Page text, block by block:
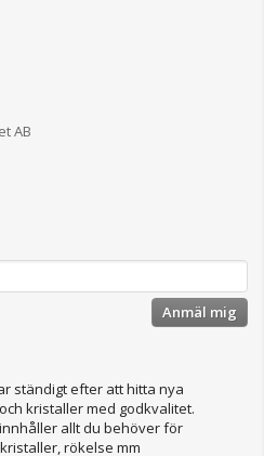
AB
Anmäl mig
ständigt efter att hitta nya
kristaller med godkvalitet.
allt du behöver för
rökelse mm